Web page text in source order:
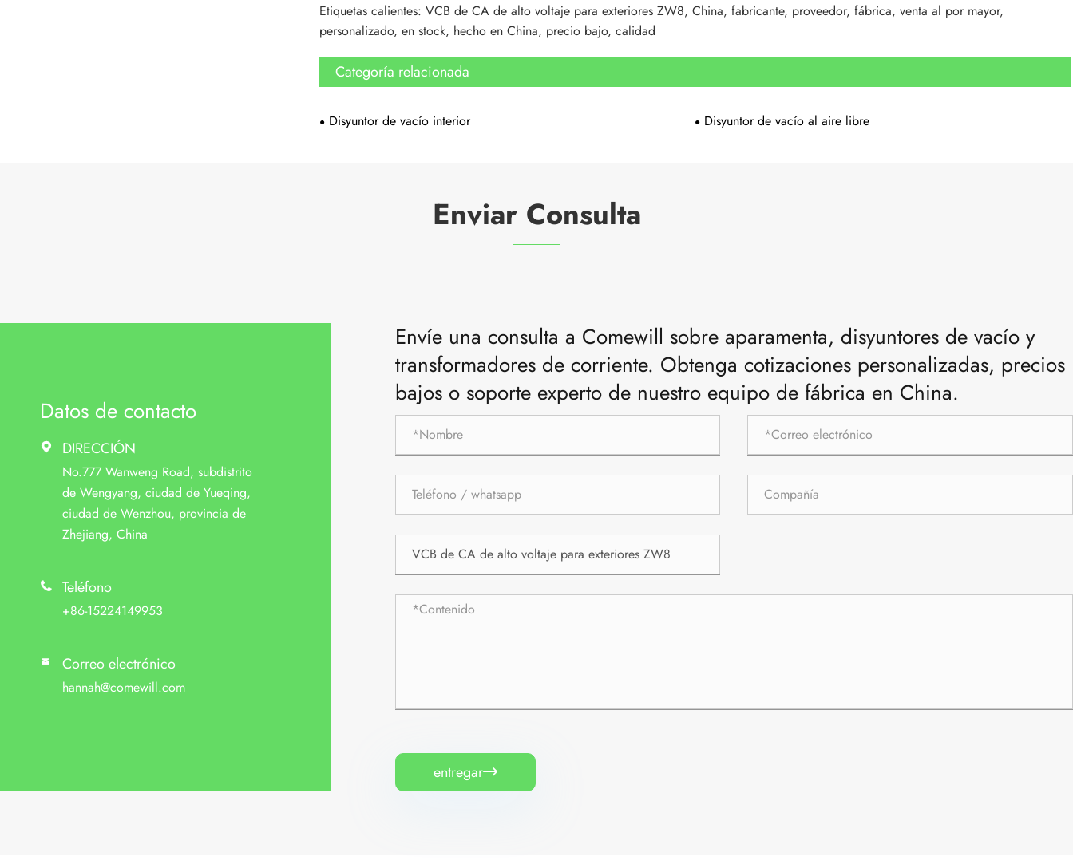
Etiquetas calientes: VCB de CA de alto voltaje para exteriores ZW8, China, fabricante, proveedor, fábrica, venta al por mayor,
personalizado, en stock, hecho en China, precio bajo, calidad
Categoría relacionada
Disyuntor de vacío interior Disyuntor de vacío al aire libre
Enviar Consulta
Datos de contacto
 DIRECCIÓN
No.777 Wanweng Road, subdistrito
de Wengyang, ciudad de Yueqing,
ciudad de Wenzhou, provincia de
Zhejiang, China
 Teléfono
+86-15224149953
 Correo electrónico
hannah@comewill.com
Envíe una consulta a Comewill sobre aparamenta, disyuntores de vacío y
transformadores de corriente. Obtenga cotizaciones personalizadas, precios
bajos o soporte experto de nuestro equipo de fábrica en China.
entregar